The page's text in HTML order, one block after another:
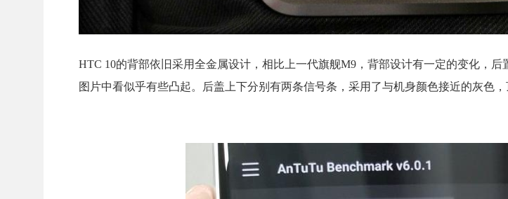
HTC 10的背部依旧采用全金属设计，相比上一代旗舰M9，背部设计有一定的变化，
图片中看似乎有些凸起。后盖上下分别有两条信号条，采用了与机身颜色接近的灰色，